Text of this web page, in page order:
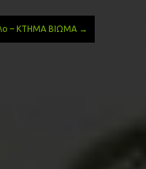
– ΚΤΗΜΑ ΒΙΩΜΑ →